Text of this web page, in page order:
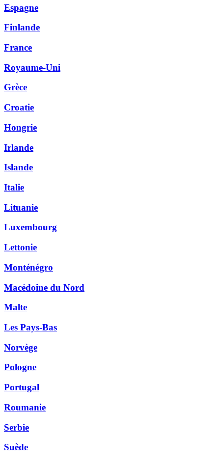
Espagne
Finlande
France
Royaume-Uni
Grèce
Croatie
Hongrie
Irlande
Islande
Italie
Lituanie
Luxembourg
Lettonie
Monténégro
Macédoine du Nord
Malte
Les Pays-Bas
Norvège
Pologne
Portugal
Roumanie
Serbie
Suède